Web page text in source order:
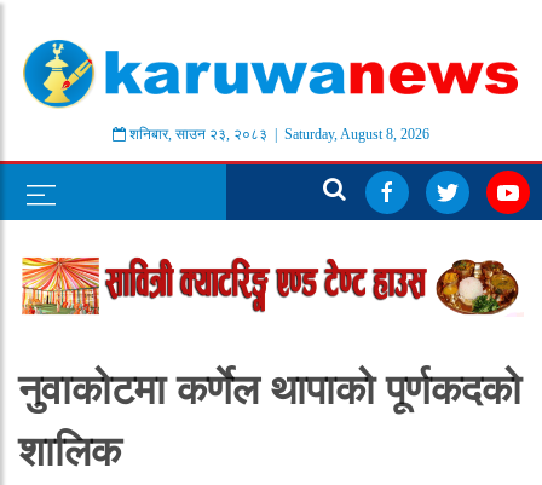
शनिबार, साउन २३, २०८३ | Saturday, August 8, 2026
नुवाकोटमा कर्णेल थापाको पूर्णकदको
शालिक